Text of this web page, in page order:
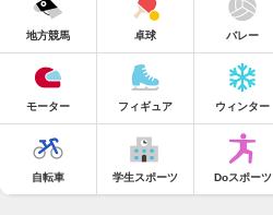
地方競馬 卓球 バレー
モーター フィギュア ウィンター
自転車 学生スポーツ Doスポーツ